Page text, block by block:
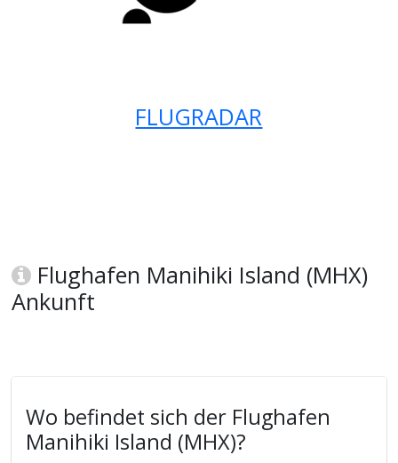
FLUGRADAR
Flughafen Manihiki Island (MHX)
Ankunft
Wo befindet sich der Flughafen
Manihiki Island (MHX)?